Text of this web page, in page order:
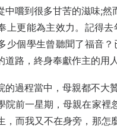
中嚐到很多甘苦的滋味;
上更能為主效力。記得
少個學生曾聽聞了福音
路，終身奉獻作主的用人
的過程當中，母親都不大
院前一星期，母親在家
，而我又不在身旁，那怎